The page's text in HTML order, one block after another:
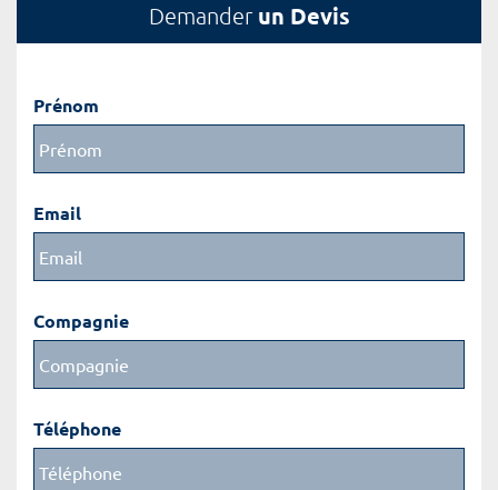
Demander un Devis
Prénom
Email
Compagnie
Téléphone